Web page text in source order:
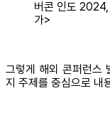
버콘 인도
가>
그렇게 해외 콘퍼런스
지 주제를 중심으로 내